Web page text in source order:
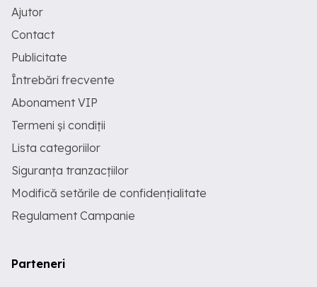
Ajutor
Contact
Publicitate
Întrebări frecvente
Abonament VIP
Termeni și condiții
Lista categoriilor
Siguranța tranzacțiilor
Modifică setările de confidențialitate
Regulament Campanie
Parteneri